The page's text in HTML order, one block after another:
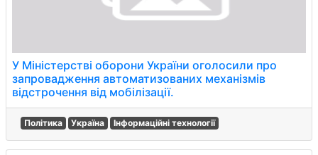
У Міністерстві оборони України оголосили про
запровадження автоматизованих механізмів
відстрочення від мобілізації.
Політика Україна Інформаційні технології